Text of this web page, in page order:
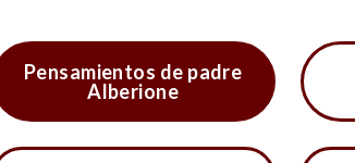
Pensamientos de padre
Alberione